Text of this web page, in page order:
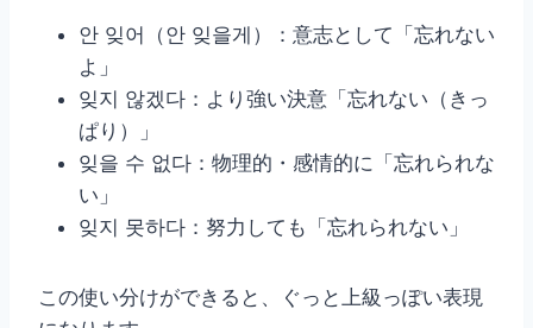
안 잊어（안 잊을게）：意志として「忘れない
よ」
잊지 않겠다：より強い決意「忘れない（きっ
ぱり）」
잊을 수 없다：物理的・感情的に「忘れられな
い」
잊지 못하다：努力しても「忘れられない」
この使い分けができると、ぐっと上級っぽい表現